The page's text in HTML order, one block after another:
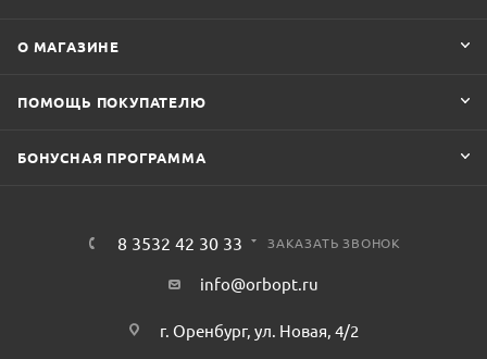
О МАГАЗИНЕ
ПОМОЩЬ ПОКУПАТЕЛЮ
БОНУСНАЯ ПРОГРАММА
8 3532 42 30 33 ЗАКАЗАТЬ ЗВОНОК
info@orbopt.ru
г. Оренбург, ул. Новая, 4/2